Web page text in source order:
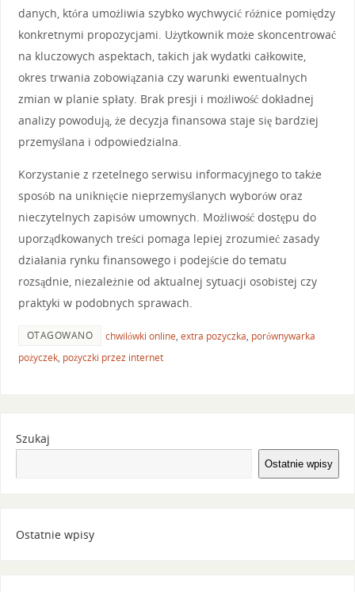
danych, która umożliwia szybko wychwycić różnice pomiędzy
konkretnymi propozycjami. Użytkownik może skoncentrować
na kluczowych aspektach, takich jak wydatki całkowite,
okres trwania zobowiązania czy warunki ewentualnych
zmian w planie spłaty. Brak presji i możliwość dokładnej
analizy powodują, że decyzja finansowa staje się bardziej
przemyślana i odpowiedzialna.
Korzystanie z rzetelnego serwisu informacyjnego to także
sposób na uniknięcie nieprzemyślanych wyborów oraz
nieczytelnych zapisów umownych. Możliwość dostępu do
uporządkowanych treści pomaga lepiej zrozumieć zasady
działania rynku finansowego i podejście do tematu
rozsądnie, niezależnie od aktualnej sytuacji osobistej czy
praktyki w podobnych sprawach.
OTAGOWANO chwilówki online,extra pozyczka, porównywarka
pożyczek, pożyczki przez internet
Szukaj
Ostatnie wpisy
Ostatnie wpisy